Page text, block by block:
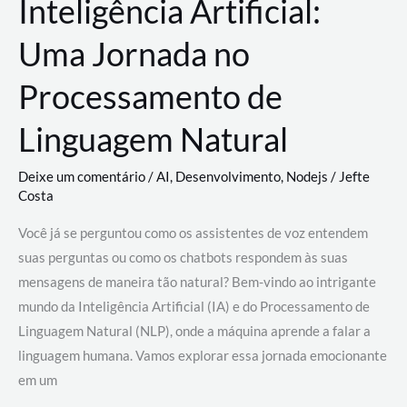
Inteligência Artificial:
Uma Jornada no
Processamento de
Linguagem Natural
Deixe um comentário/AI, Desenvolvimento, Nodejs / Jefte
Costa
Você já se perguntou como os assistentes de voz entendem
suas perguntas ou como os chatbots respondem às suas
mensagens de maneira tão natural? Bem-vindo ao intrigante
mundo da Inteligência Artificial (IA) e do Processamento de
Linguagem Natural (NLP), onde a máquina aprende a falar a
linguagem humana. Vamos explorar essa jornada emocionante
em um